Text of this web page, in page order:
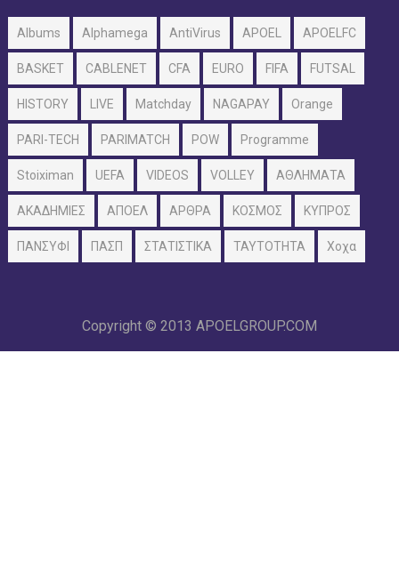
Albums Alphamega AntiVirus APOEL APOELFC
BASKET CABLENET CFA EURO FIFA FUTSAL
HISTORY LIVE Matchday NAGAPAY Orange
PARI-TECH PARIMATCH POW Programme
Stoiximan UEFA VIDEOS VOLLEY ΑΘΛΗΜΑΤΑ
ΑΚΑΔΗΜΙΕΣ ΑΠΟΕΛ ΑΡΘΡΑ ΚΟΣΜΟΣ ΚΥΠΡΟΣ
ΠΑΝΣΥΦΙ ΠΑΣΠ ΣΤΑΤΙΣΤΙΚΑ ΤΑΥΤΟΤΗΤΑ Χοχα
Copyright © 2013 APOELGROUP.COM